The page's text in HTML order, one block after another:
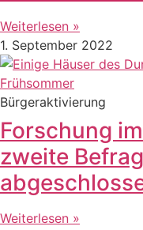
Weiterlesen »
1. September 2022
Bürgeraktivierung
Forschung
zweite
Weiterlesen »